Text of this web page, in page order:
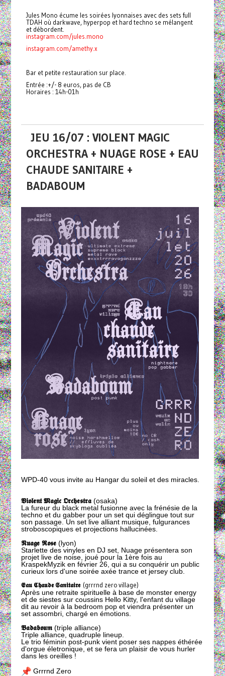
Jules Mono écume les soirées lyonnaises avec des sets full
TDAH où darkwave, hyperpop et hard techno se mélangent
et débordent.
instagram.com/jules.mono
instagram.com/amethy.x
Bar et petite restauration sur place.
Entrée :+/- 8 euros, pas de CB
Horaires : 14h-01h
JEU 16/07 : VIOLENT MAGIC
ORCHESTRA + NUAGE ROSE + EAU
CHAUDE SANITAIRE +
BADABOUM
WPD-40 vous invite au Hangar du soleil et des miracles.
𝖁𝖎𝖔𝖑𝖊𝖓𝖙 𝕸𝖆𝖌𝖎𝖈 𝕺𝖗𝖈𝖍𝖊𝖘𝖙𝖗𝖆(osaka)
La fureur du black metal fusionne avec la frénésie de la
techno et du gabber pour un set qui déglingue tout sur
son passage. Un set live alliant musique, fulgurances
stroboscopiques et projections hallucinées.
𝕹𝖚𝖆𝖌𝖊 𝕽𝖔𝖘𝖊(lyon)
Starlette des vinyles en DJ set, Nuage présentera son
projet live de noise, joué pour la 1ère fois au
KraspekMyzik en février 26, qui a su conquérir un public
curieux lors d'une soirée axée trance et jersey club.
𝕰𝖆𝖚 𝕮𝖍𝖆𝖚𝖉𝖊 𝕾𝖆𝖓𝖎𝖙𝖆𝖎𝖗𝖊 (grrrnd zero village)
Après une retraite spirituelle à base de monster energy
et de siestes sur coussins Hello Kitty, l'enfant du village
dit au revoir à la bedroom pop et viendra présenter un
set assombri, chargé en émotions.
𝕭𝖆𝖉𝖆𝖇𝖔𝖚𝖒(triple alliance)
Triple alliance, quadruple lineup.
Le trio féminin post-punk vient poser ses nappes éthérée
d'orgue életronique, et se fera un plaisir de vous hurler
dans les oreilles !
Grrrnd Zero